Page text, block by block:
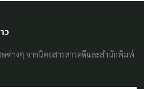
ว
ต่างๆ จากนิตยสารสารคดีและสำนักพิมพ์